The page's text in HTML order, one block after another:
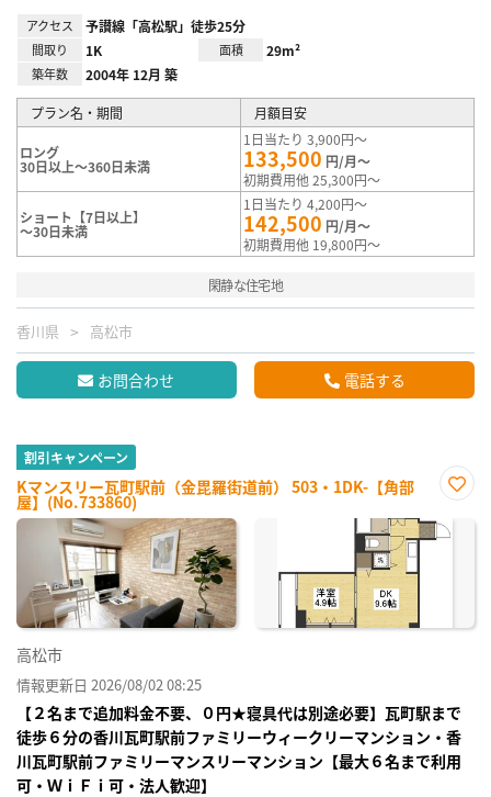
アクセス 予讃線「高松駅」徒歩25分
間取り 1K 面積 29m²
築年数 2004年 12月 築
プラン名・期間 月額目安
ロング
30日以上～360日未満
1日当たり 3,900円～
133,500 円/月～
初期費用他 25,300円～
ショート【7日以上】
～30日未満
1日当たり 4,200円～
142,500 円/月～
初期費用他 19,800円～
閑静な住宅地
香川県 高松市
お問合わせ 電話する
割引キャンペーン
Kマンスリー瓦町駅前（金毘羅街道前） 503・1DK-【角部
屋】(No.733860)
に入
り登
高松市
情報更新日 2026/08/02 08:25
【２名まで追加料金不要、０円★寝具代は別途必要】瓦町駅まで
徒歩６分の香川瓦町駅前ファミリーウィークリーマンション・香
川瓦町駅前ファミリーマンスリーマンション【最大６名まで利用
可・ＷｉＦｉ可・法人歓迎】